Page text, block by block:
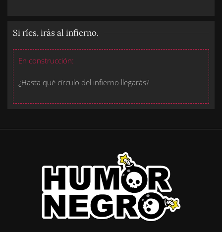
Si ríes, irás al infierno.
En construcción:
¿Hasta qué círculo del infierno llegarás?